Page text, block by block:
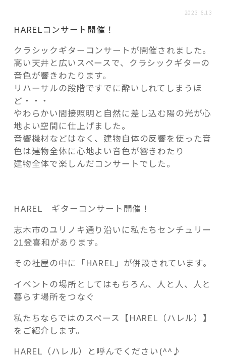
「ひと」
協賛・協力店
コーディネーター紹介
これからの暮らし 住み替え相談
記事検索
2023.6.13
HARELコンサート開催！
クラシックギターコンサートが開催されました。
高い天井と広いスペースで、クラシックギターの
音色が響きわたります。
リハーサルの段階ですでに酔いしれてしまうほ
ど・・・
やわらかい間接照明と自然に差し込む陽の光が心
地よい空間に仕上げました。
音響機材などはなく、建物自体の反響を使った音
色は建物全体に心地よい音色が響きわたり
建物全体で楽しんだコンサートでした。
HAREL ギター コンサート開催！
志木市のユリノキ通り沿いに私たちセンチュリー
21登喜和があります。
その社屋の中に「HAREL」が併設されています。
イベントの場所としてはもちろん、人と人、人と
暮らす場所をつなぐ
私たちならではのスペース【HAREL（ハレル）】
をご紹介します。
HAREL（ハレル）と呼んでください(^^♪